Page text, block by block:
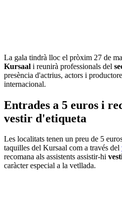
La gala tindrà lloc el pròxim 27 de
Kursaal i reunirà professionals del
presència d'actrius, actors i
internacional.
Entrades a 5 euros i
vestir d'etiqueta
Les localitats tenen un preu de 5
taquilles del Kursaal com a través del
recomana als assistents assistir-hi
caràcter especial a la vetllada.